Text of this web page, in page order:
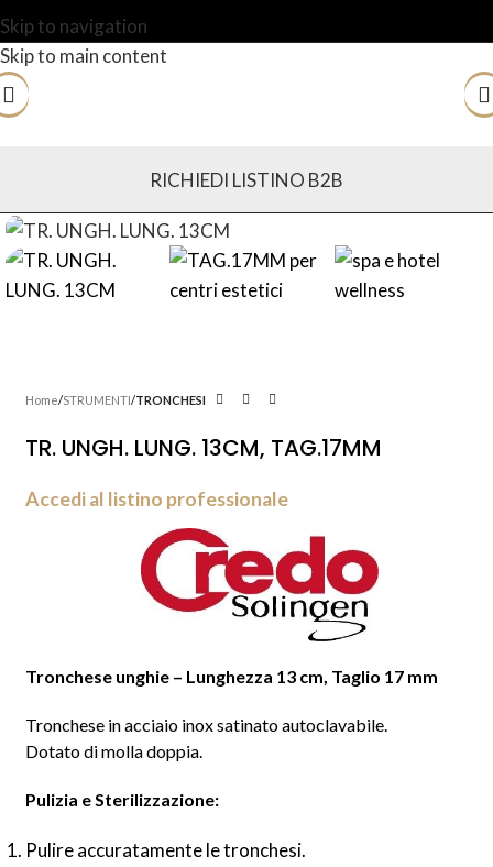
Skip to navigation
Skip to main content
RICHIEDI LISTINO B2B
Home STRUMENTI TRONCHESI
TR. UNGH. LUNG. 13CM, TAG.17MM
Accedi al listino professionale
Tronchese unghie – Lunghezza 13 cm, Taglio 17 mm
Tronchese in acciaio inox satinato autoclavabile.
Dotato di molla doppia.
Pulizia e Sterilizzazione:
Pulire accuratamente le tronchesi.